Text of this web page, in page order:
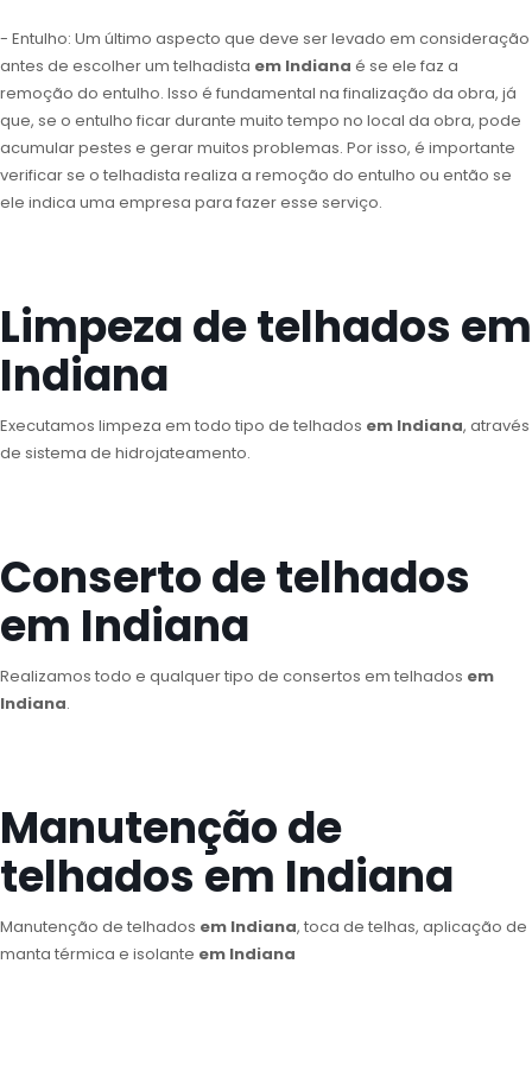
- Entulho: Um último aspecto que deve ser levado em consideração
antes de escolher um telhadista em Indiana é se ele faz a
remoção do entulho. Isso é fundamental na finalização da obra, já
que, se o entulho ficar durante muito tempo no local da obra, pode
acumular pestes e gerar muitos problemas. Por isso, é importante
verificar se o telhadista realiza a remoção do entulho ou então se
ele indica uma empresa para fazer esse serviço.
Limpeza de telhados em
Indiana
Executamos limpeza em todo tipo de telhados em Indiana, através
de sistema de hidrojateamento.
Conserto de telhados
em Indiana
Realizamos todo e qualquer tipo de consertos em telhados em
Indiana.
Manutenção de
telhados em Indiana
Manutenção de telhados em Indiana, toca de telhas, aplicação de
manta térmica e isolante em Indiana